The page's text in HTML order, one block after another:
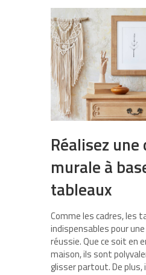
Réalisez
murale à
tableaux
Comme les cadres, les
indispensables pour
réussie. Que ce soit en
maison, ils sont
glisser partout. De